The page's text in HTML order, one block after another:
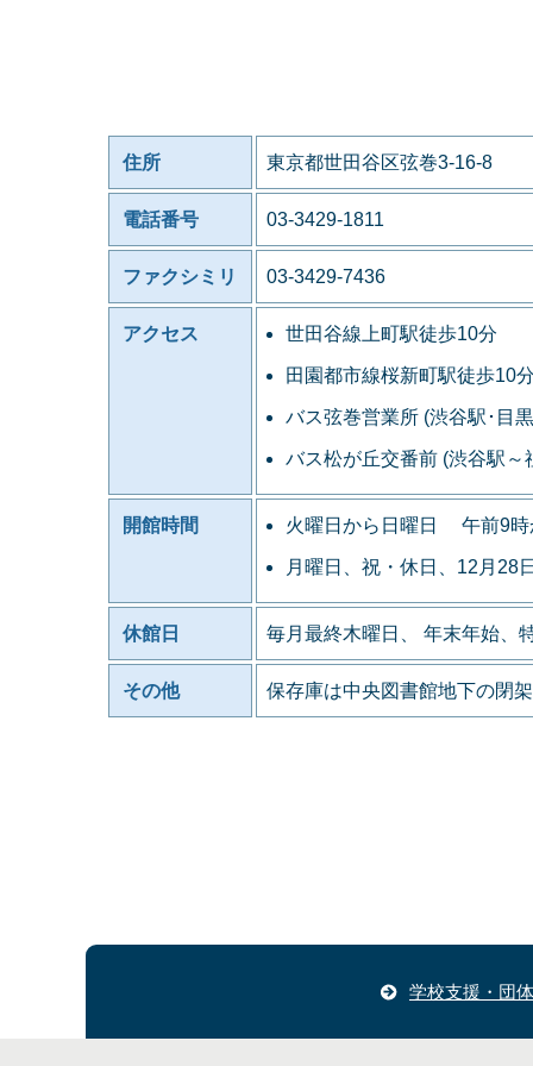
住所 東京都世田谷区弦巻3-16-8
電話番号 03-3429-1811
ファクシミリ 03-3429-7436
アクセス 世田谷線上町駅徒歩10分
田園都市線桜新町駅徒歩10
バス弦巻営業所 (渋谷駅･目
バス松が丘交番前 (渋谷駅
開館時間 火曜日から日曜日 午前9時
月曜日、祝・休日、12月
休館日 毎月最終木曜日、 年末年始、
その他 保存庫は中央図書館地下の閉
学校支援・団